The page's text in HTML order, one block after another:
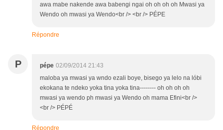
awa mabe nakende awa babengi ngai oh oh oh oh Mwasi ya
Wendo oh mwasi ya Wendo<br /> <br /> PÉPE
Répondre
P pépe 02/09/2014 21:43
maloba ya mwasi ya wndo ezali boye, bisego ya lelo na lóbi
ekokana te ndeko yoka tina yoka tina-------- oh oh oh oh
mwasi ya wendo ph mwasi ya Wendo oh mama Efini<br />
<br /> PÉPÉ
Répondre